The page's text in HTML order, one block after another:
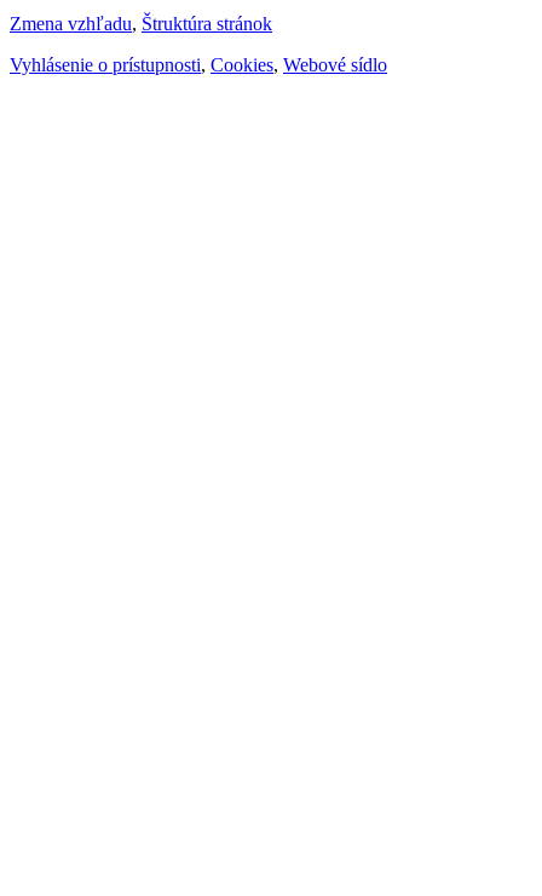
Zmena vzhľadu, Štruktúra stránok
Vyhlásenie o prístupnosti, Cookies, Webové sídlo